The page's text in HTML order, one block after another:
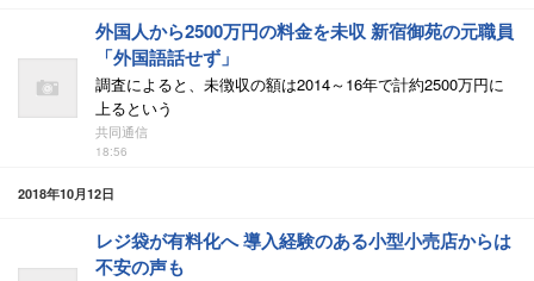
外国人から2500万円の料金を未収 新宿御苑の元職員
「外国語話せず」
調査によると、未徴収の額は2014～16年で計約2500万円に
上るという
共同通信
18:56
2018年10月12日
レジ袋が有料化へ 導入経験のある小型小売店からは
不安の声も